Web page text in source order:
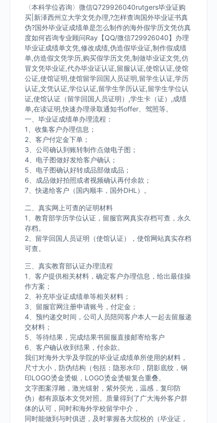
〈本科学位咨询〉微信Q729926040rutgers毕业证购
买|新泽西州立大学文凭办理,?怎样查询国外毕业证书真
伪?国外毕业证成绩单是怎么制作的海外假学历文凭仿真
度如何咨询专业顾问Ray【QQ/微信729926040】办理
毕业证成绩单文凭,修改成绩,伪造假毕业证,制作假成绩
单,仿造假文凭学历,购买假学历文凭,制做毕业证文凭,仿
冒文凭毕业证,代办毕业证认证,留服认证,使馆认证,使馆
公证,使馆证明,使馆留学回国人员证明,留学生认证,学历
认证,文凭认证,学位认证,留学生学历认证,留学生学位认
证,使馆认证（留学回国人员证明）,学生卡（证）,成绩
单,在读证明,快速办理录取通知书offer、驾照等。
一、毕业证成绩单办理流程：
1、收集客户办理信息；
2、客户付定金下单；
3、公司确认到账转制作点做电子图；
4、电子图做好发给客户确认；
5、电子图确认好转成品部做成品；
6、成品做好拍照或者视频确认再付余款；
7、快递给客户（国内顺丰，国外DHL）。
二、真实网上可查的证明材料
1、教育部学历学位认证，留服官网真实存档可查，永久
存档。
2、留学回国人员证明（使馆认证），使馆网站真实存档
可查。
三、真实教育部认证办理流程
1、客户提供相关材料，确定客户办理信息，给出最佳操
作方案；
2、补充毕业证成绩单等相关材料；
3、留服官网注册申请账号，付定金；
4、预约递交时间，公司人员陪同客户本人一起去留服递
交材料；
5、等待结果，完成结果书留服直接邮寄给客户
6、客户确认收到结果，付余款。
我们对海外大学及学院的毕业证成绩单所使用的材料，
尺寸大小，防伪结构（包括：隐形水印，阴影底纹，钢
印LOGO烫金烫银，LOGO烫金烫银复合重叠。
文字图案浮雕，激光镭射，紫外荧光，温感，复印防
伪）都有原版本文凭对照。质量得到了广大海外客户群
体的认可，同时和海外学校留学中介，
同时能做到与时俱进，及时掌握各大院校的（毕业证，